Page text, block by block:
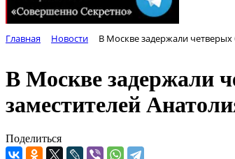
Главная Новости В Москве задержали
В Москве задержали
заместителей
Поделиться